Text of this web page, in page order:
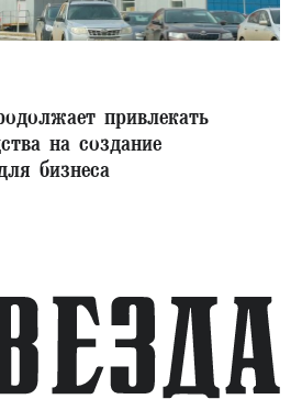
привлекать
на создание
бизнеса